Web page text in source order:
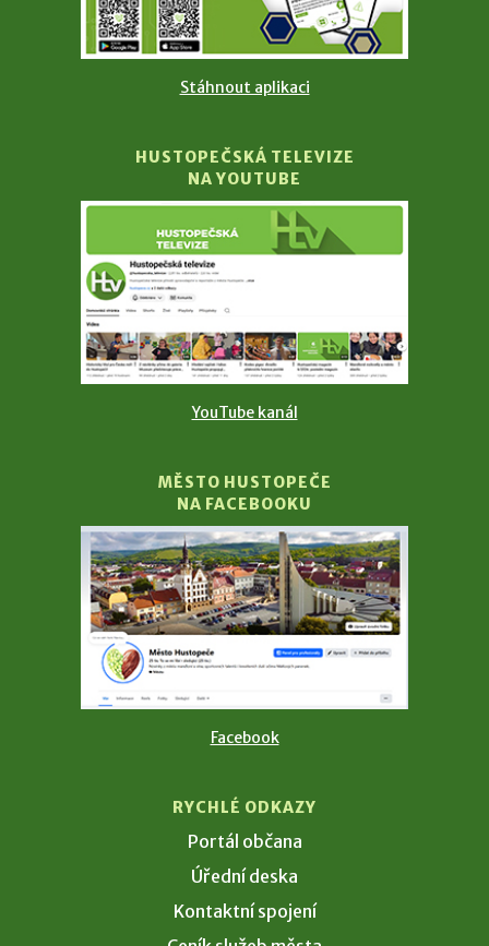
Stáhnout aplikaci
HUSTOPEČSKÁ TELEVIZE
NA YOUTUBE
YouTube kanál
MĚSTO HUSTOPEČE
NA FACEBOOKU
Facebook
RYCHLÉ ODKAZY
Portál občana
Úřední deska
Kontaktní spojení